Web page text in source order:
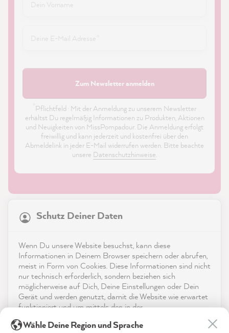
Zum Newsletter anmelden
Pflichtfeld · Mit der Anmeldung zu unserem Newsletter
erhältst Du regelmäßig Informationen zu Produkten, Aktionen
und Neuigkeiten von MissPompadour. Die Anmeldung erfolgt
freiwillig und kann jederzeit und kostenfrei über den
Abmeldelink in jeder E-Mail widerrufen werden. Bitte beachte
unsere Datenschutzhinweise.
Service
Kontakt
Schutz Deiner Daten
Wenn Du unsere Website besuchst, kann diese
Informationen in Deinem Browser speichern oder abrufen,
meist in Form von Cookies. Diese Informationen sind nicht
nur technisch erforderlich, sondern beziehen sich
möglicherweise auf Dich, Deine Einstellungen oder Dein
Gerät und werden genutzt, damit die Website wie erwartet
funktioniert und um mittels den in der
der Webseite für deren Optimierung zu analysieren sowie
21.822Bewertungen
reviews-io
Verifizierter Kunde
Wähle Deine Region und Sprache